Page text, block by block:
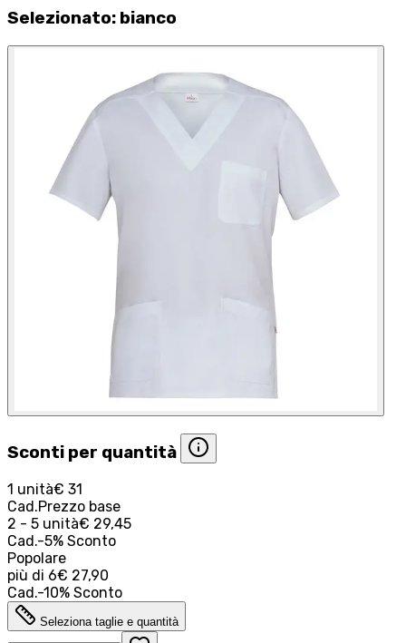
Selezionato: bianco
Sconti per quantità
1 unità€ 31
Cad.Prezzo base
2 - 5 unità€ 29,45
Cad.-5% Sconto
Popolare
più di 6€ 27,90
Cad.-10% Sconto
Seleziona taglie e quantità